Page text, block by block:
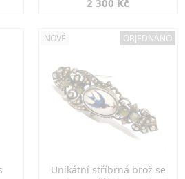
2 300 Kč
NOVÉ OBJEDNÁNO
Unikátní stříbrná brož se